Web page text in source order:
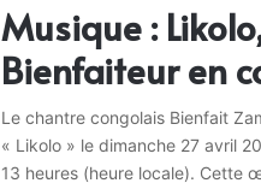
Musique :
Bienfaiteur en
Le chantre congolais Bienfait
« Likolo » le dimanche 27 avril
13 heures (heure locale). Cette